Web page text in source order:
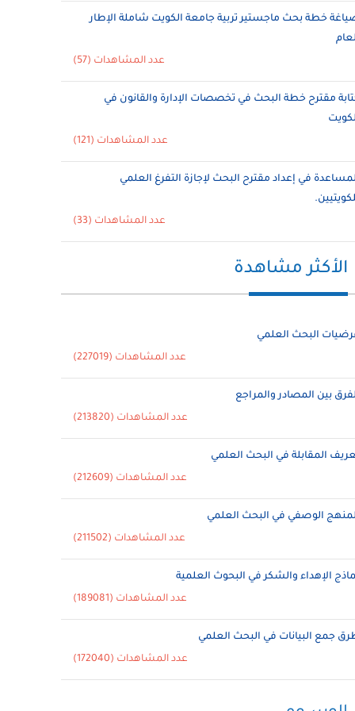
خطة بحث ماجستير تربية جامعة الكويت شاملة الإطار
عدد المشاهدات (57)
مقترح خطة البحث في تخصصات الإدارة والقانون في
عدد المشاهدات (121)
في إعداد مقترح البحث لإجازة التفرغ العلمي
عدد المشاهدات (33)
الأكثر مشاهدة
البحث العلمي
عدد المشاهدات (227019)
بين المصادر والمراجع
عدد المشاهدات (213820)
المقابلة في البحث العلمي
عدد المشاهدات (212609)
الوصفي في البحث العلمي
عدد المشاهدات (211502)
الإهداء والشكر في البحوث العلمية
عدد المشاهدات (189081)
جمع البيانات في البحث العلمي
عدد المشاهدات (172040)